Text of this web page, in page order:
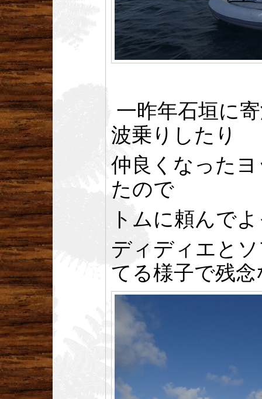
一昨年石垣に
波乗りしたり
仲良くなったヨ
たので
トムに頼んで
ディディエと
てる様子で残